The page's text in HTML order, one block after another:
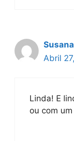
Susana
Abril
Linda! E
ou com